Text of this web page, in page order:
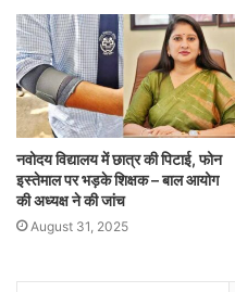
नवोदय विद्यालय में छात्र की पिटाई, फोन
इस्तेमाल पर भड़के शिक्षक – बाल आयोग
की अध्यक्ष ने की जांच
August 31, 2025